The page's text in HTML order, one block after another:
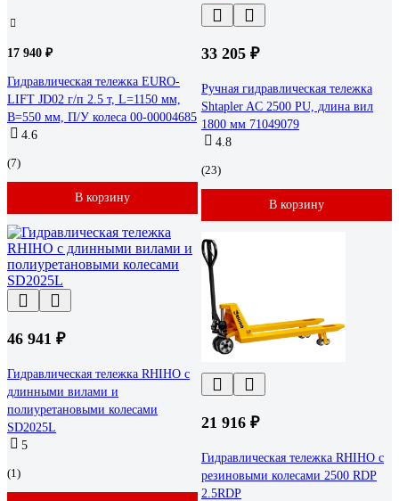
17 940 ₽
Гидравлическая тележка EURO-
LIFT JD02 г/п 2.5 т, L=1150 мм,
B=550 мм, П/У колеса 00-00004685
4.6
(7)
В корзину
33 205 ₽
Ручная гидравлическая тележка
Shtapler AC 2500 PU, длина вил
1800 мм 71049079
4.8
(23)
В корзину
46 941 ₽
Гидравлическая тележка RHIHO с
длинными вилами и
полиуретановыми колесами
SD2025L
5
(1)
21 916 ₽
Гидравлическая тележка RHIHO с
резиновыми колесами 2500 RDP
2.5RDP